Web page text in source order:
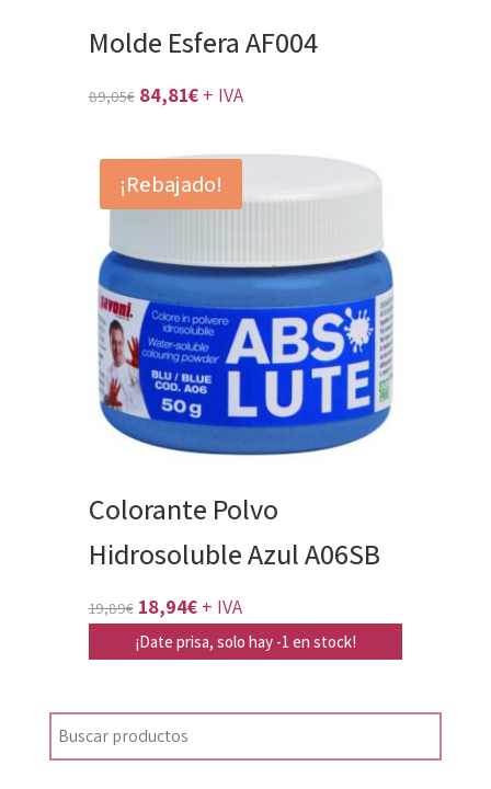
Molde Esfera AF004
89,05€ El
original
era:
84,81€El
actual
es:
+ IVA
¡Rebajado!
Colorante Polvo
Hidrosoluble Azul A06SB
19,89€ El
precio
19,89€.
18,94€El
precio
+ IVA
¡Date prisa, solo hay -1 en stock!